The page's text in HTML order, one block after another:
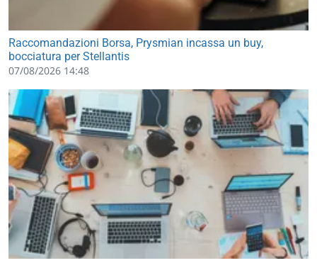
Raccomandazioni Borsa, Prysmian incassa un buy,
bocciatura per Stellantis
07/08/2026 14:48